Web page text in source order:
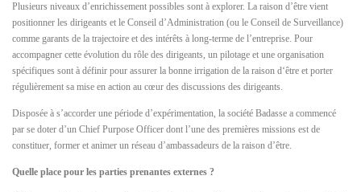
Plusieurs niveaux d’enrichissement possibles sont à explorer. La raison d’être vient
positionner les dirigeants et le Conseil d’Administration (ou le Conseil de Surveillance)
comme garants de la trajectoire et des intérêts à long-terme de l’entreprise. Pour
accompagner cette évolution du rôle des dirigeants, un pilotage et une organisation
spécifiques sont à définir pour assurer la bonne irrigation de la raison d‘être et porter
régulièrement sa mise en action au cœur des discussions des dirigeants.
Disposée à s’accorder une période d’expérimentation, la société Badasse a commencé
par se doter d’un Chief Purpose Officer dont l’une des premières missions est de
constituer, former et animer un réseau d’ambassadeurs de la raison d’être.
Quelle place pour les parties prenantes externes ?